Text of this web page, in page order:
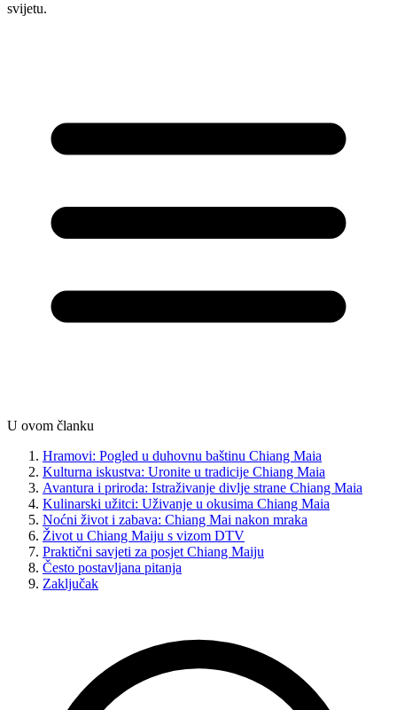
svijetu.
U ovom članku
Hramovi: Pogled u duhovnu baštinu Chiang Maia
Kulturna iskustva: Uronite u tradicije Chiang Maia
Avantura i priroda: Istraživanje divlje strane Chiang Maia
Kulinarski užitci: Uživanje u okusima Chiang Maia
Noćni život i zabava: Chiang Mai nakon mraka
Život u Chiang Maiju s vizom DTV
Praktični savjeti za posjet Chiang Maiju
Često postavljana pitanja
Zaključak